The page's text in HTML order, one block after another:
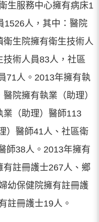
生服務中心擁有病床1
1526人，其中：醫院
生院擁有衛生技術人
技術人員83人，社區
71人。2013年擁有執
院擁有執業（助理）
業（助理）醫師113
）醫師41人、社區衛
師38人。2013年擁有
註冊護士267人、鄉
幼保健院擁有註冊護
註冊護士19人。